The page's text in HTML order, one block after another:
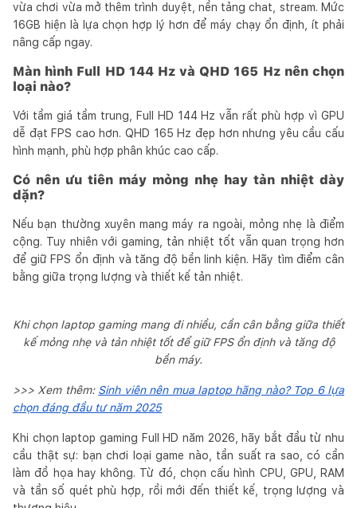
vừa chơi vừa mở thêm trình duyệt, nền tảng chat, stream. Mức
16GB hiện là lựa chọn hợp lý hơn để máy chạy ổn định, ít phải
nâng cấp ngay.
Màn hình Full HD 144 Hz và QHD 165 Hz nên chọn
loại nào?
Với tầm giá tầm trung, Full HD 144 Hz vẫn rất phù hợp vì GPU
dễ đạt FPS cao hơn. QHD 165 Hz đẹp hơn nhưng yêu cầu cấu
hình mạnh, phù hợp phân khúc cao cấp.
Có nên ưu tiên máy mỏng nhẹ hay tản nhiệt dày
dặn?
Nếu bạn thường xuyên mang máy ra ngoài, mỏng nhẹ là điểm
cộng. Tuy nhiên với gaming, tản nhiệt tốt vẫn quan trọng hơn
để giữ FPS ổn định và tăng độ bền linh kiện. Hãy tìm điểm cân
bằng giữa trọng lượng và thiết kế tản nhiệt.
Khi chọn laptop gaming mang đi nhiều, cần cân bằng giữa thiết
kế mỏng nhẹ và tản nhiệt tốt để giữ FPS ổn định và tăng độ
bền máy.
>>> Xem thêm: Sinh viên nên mua laptop hãng nào? Top 6 lựa
chọn đáng đầu tư năm 2025
Khi chọn laptop gaming Full HD năm 2026, hãy bắt đầu từ nhu
cầu thật sự: bạn chơi loại game nào, tần suất ra sao, có cần
làm đồ họa hay không. Từ đó, chọn cấu hình CPU, GPU, RAM
và tần số quét phù hợp, rồi mới đến thiết kế, trọng lượng và